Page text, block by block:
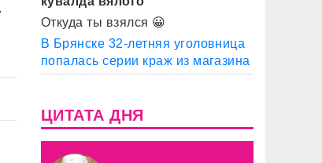
Откуда ты взялся 😀
В Брянске 32-летняя уголовница
попалась серии краж из магазина
ЦИТАТА ДНЯ